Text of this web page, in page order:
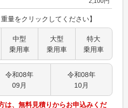
量をクリックしてください】
中型
乗用車
大型
乗用車
特大
乗用車
令和08年
09 月
令和08年
10月
は、無料見積りからお申込みくだ